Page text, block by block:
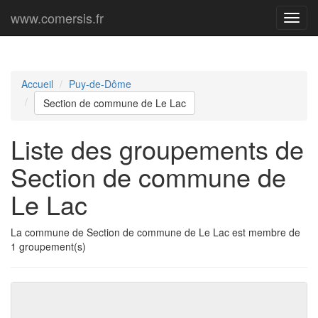
Menu
www.comersis.fr
Accueil
Puy-de-Dôme
Section de commune de Le Lac
Liste des groupements de
Section de commune de
Le Lac
La commune de Section de commune de Le Lac est membre de
1 groupement(s)